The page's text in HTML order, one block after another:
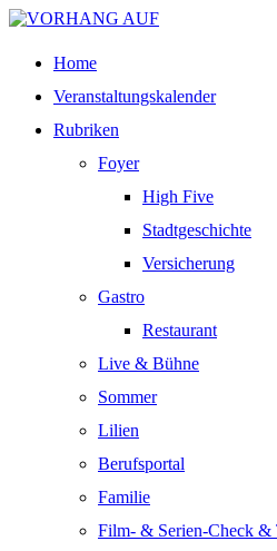
Home
Veranstaltungskalender
Rubriken
Foyer
High Five
Stadtgeschichte
Versicherung
Gastro
Restaurant
Live & Bühne
Sommer
Lilien
Berufsportal
Familie
Film- & Serien-Check &